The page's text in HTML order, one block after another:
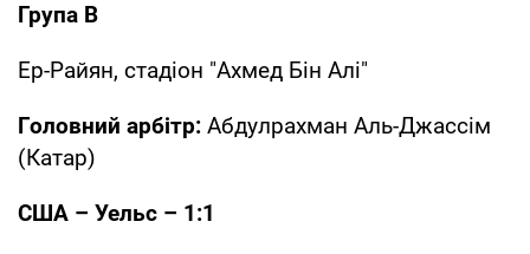
Група В
Ер-Райян, стадіон "Ахмед Бін Алі"
Головний арбітр: Абдулрахман Аль-Джассім
(Катар)
США – Уельс – 1:1